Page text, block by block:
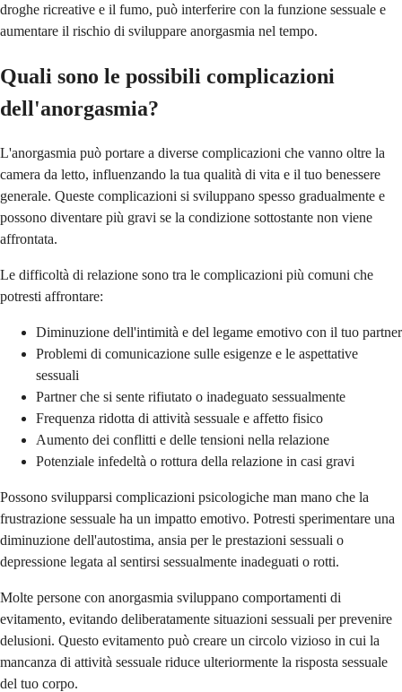
droghe ricreative e il fumo, può interferire con la funzione sessuale e
aumentare il rischio di sviluppare anorgasmia nel tempo.
Quali sono le possibili complicazioni
dell'anorgasmia?
L'anorgasmia può portare a diverse complicazioni che vanno oltre la
camera da letto, influenzando la tua qualità di vita e il tuo benessere
generale. Queste complicazioni si sviluppano spesso gradualmente e
possono diventare più gravi se la condizione sottostante non viene
affrontata.
Le difficoltà di relazione sono tra le complicazioni più comuni che
potresti affrontare:
Diminuzione dell'intimità e del legame emotivo con il tuo partner
Problemi di comunicazione sulle esigenze e le aspettative
sessuali
Partner che si sente rifiutato o inadeguato sessualmente
Frequenza ridotta di attività sessuale e affetto fisico
Aumento dei conflitti e delle tensioni nella relazione
Potenziale infedeltà o rottura della relazione in casi gravi
Possono svilupparsi complicazioni psicologiche man mano che la
frustrazione sessuale ha un impatto emotivo. Potresti sperimentare una
diminuzione dell'autostima, ansia per le prestazioni sessuali o
depressione legata al sentirsi sessualmente inadeguati o rotti.
Molte persone con anorgasmia sviluppano comportamenti di
evitamento, evitando deliberatamente situazioni sessuali per prevenire
delusioni. Questo evitamento può creare un circolo vizioso in cui la
mancanza di attività sessuale riduce ulteriormente la risposta sessuale
del tuo corpo.